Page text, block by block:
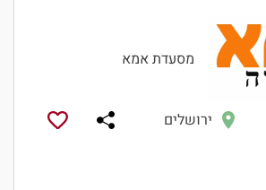
מסעדת אמא
ירושלים